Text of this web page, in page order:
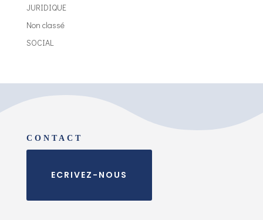
JURIDIQUE
Non classé
SOCIAL
CONTACT
ECRIVEZ-NOUS